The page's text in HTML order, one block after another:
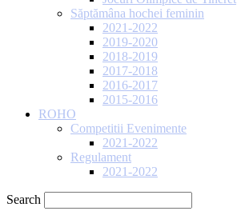
Săptămâna hochei feminin
2021-2022
2019-2020
2018-2019
2017-2018
2016-2017
2015-2016
ROHO
Competitii Evenimente
2021-2022
Regulament
2021-2022
Search